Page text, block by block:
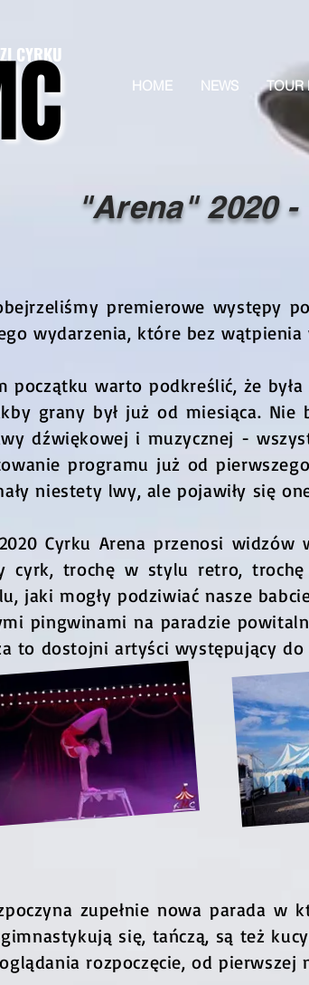
CYRKU
HOME NEWS TOUR
"Arena" 2020
premierowe występy
wydarzenia, które bez wątpienia
początku warto podkreślić, że
grany był już od miesiąca.
dźwiękowej i muzycznej -
programu już od
niestety lwy, ale pojawiły się
Cyrku Arena przenosi
cyrk, trochę w stylu retro,
jaki mogły podziwiać nasze
pingwinami na paradzie
to dostojni artyści występujący do
zupełnie nowa parada
się, tańczą, są też
rozpoczęcie, od